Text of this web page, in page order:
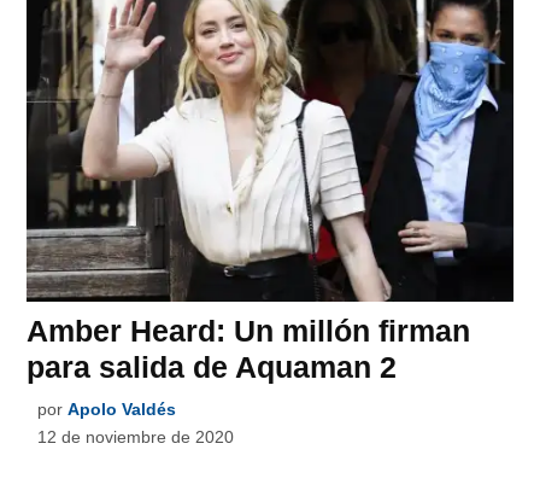
Amber Heard: Un millón firman
para salida de Aquaman 2
por Apolo Valdés
12 de noviembre de 2020